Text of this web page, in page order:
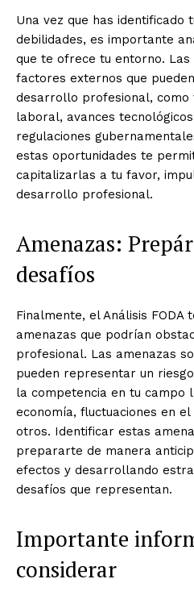
Una vez que has identificado
debilidades, es importante
que te ofrece tu entorno.
factores externos que
desarrollo profesional, como
laboral, avances
regulaciones
estas oportunidades te
capitalizarlas a tu favor,
desarrollo profesional.
Amenazas:
desafíos
Finalmente, el Análisis FODA
amenazas que podrían
profesional. Las amenazas
pueden representar un
la competencia en tu campo
economía, fluctuaciones en
otros. Identificar estas
prepararte de manera
efectos y desarrollando
desafíos que representan.
Importante
considerar